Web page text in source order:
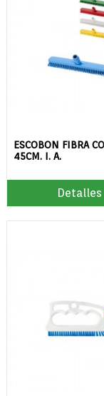
ESCOBON FIBRA
45CM. I. A.
Detalles